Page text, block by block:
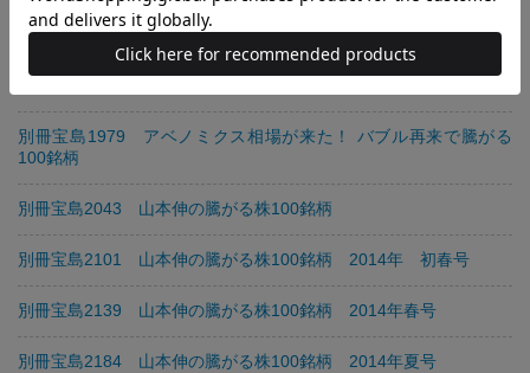
別冊宝島1811 今買いの株 脱原発スペシャル100銘柄
別冊宝島1875 今買いの株 超円安で騰がる100銘柄［2012年夏
別冊宝島1979 アベノミクス相場が来た！ バブル再来で騰がる
100銘柄
別冊宝島2043 山本伸の騰がる株100銘柄
別冊宝島2101 山本伸の騰がる株100銘柄 2014年 初春号
別冊宝島2139 山本伸の騰がる株100銘柄 2014年春号
別冊宝島2184 山本伸の騰がる株100銘柄 2014年夏号